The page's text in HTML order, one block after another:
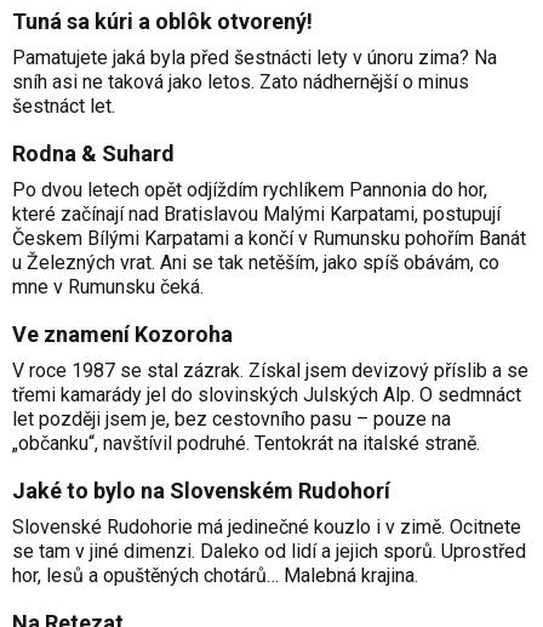
Tuná sa kúri a oblôk otvorený!
Pamatujete jaká byla před šestnácti lety v únoru zima? Na
sníh asi ne taková jako letos. Zato nádhernější o minus
šestnáct let.
Rodna & Suhard
Po dvou letech opět odjíždím rychlíkem Pannonia do hor,
které začínají nad Bratislavou Malými Karpatami, postupují
Českem Bílými Karpatami a končí v Rumunsku pohořím Banát
u Železných vrat. Ani se tak netěším, jako spíš obávám, co
mne v Rumunsku čeká.
Ve znamení Kozoroha
V roce 1987 se stal zázrak. Získal jsem devizový příslib a se
třemi kamarády jel do slovinských Julských Alp. O sedmnáct
let později jsem je, bez cestovního pasu – pouze na
„občanku“, navštívil podruhé. Tentokrát na italské straně.
Jaké to bylo na Slovenském Rudohorí
Slovenské Rudohorie má jedinečné kouzlo i v zimě. Ocitnete
se tam v jiné dimenzi. Daleko od lidí a jejich sporů. Uprostřed
hor, lesů a opuštěných chotárů… Malebná krajina.